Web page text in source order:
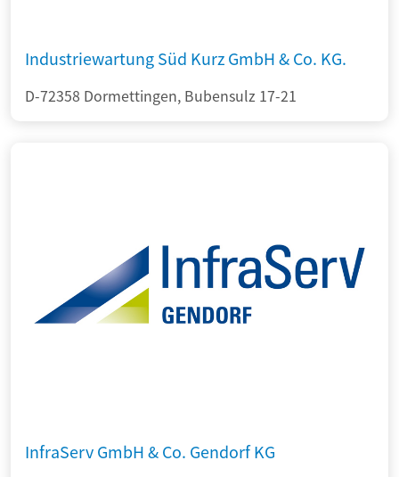
Industriewartung Süd Kurz GmbH & Co. KG.
D-72358 Dormettingen, Bubensulz 17-21
InfraServ GmbH & Co. Gendorf KG